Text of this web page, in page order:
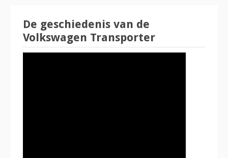
De geschiedenis van de
Volkswagen Transporter